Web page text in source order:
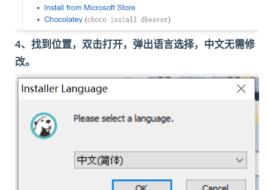
4、找到位置，双击打开，弹出语言选择，中文无需修
改。